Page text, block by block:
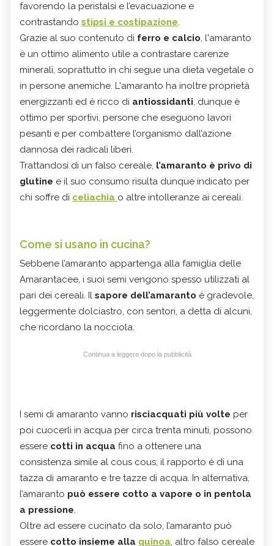
favorendo la peristalsi e l’evacuazione e
contrastando stipsi e costipazione.
Grazie al suo contenuto di ferro e calcio, l'amaranto
è un ottimo alimento utile a contrastare carenze
minerali, soprattutto in chi segue una dieta vegetale o
in persone anemiche. L'amaranto ha inoltre proprietà
energizzanti ed è ricco di antiossidanti, dunque è
ottimo per sportivi, persone che eseguono lavori
pesanti e per combattere l’organismo dall’azione
dannosa dei radicali liberi.
Trattandosi di un falso cereale, l’amaranto è privo di
glutine e il suo consumo risulta dunque indicato per
chi soffre di celiachia o altre intolleranze ai cereali.
Come si usano in cucina?
Sebbene l’amaranto appartenga alla famiglia delle
Amarantacee, i suoi semi vengono spesso utilizzati al
pari dei cereali. Il sapore dell’amaranto è gradevole,
leggermente dolciastro, con sentori, a detta di alcuni,
che ricordano la nocciola.
Continua a leggere dopo la pubblicità
I semi di amaranto vanno risciacquati più volte per
poi cuocerli in acqua per circa trenta minuti, possono
essere cotti in acqua fino a ottenere una
consistenza simile al cous cous; il rapporto è di una
tazza di amaranto e tre tazze di acqua. In alternativa,
l’amaranto può essere cotto a vapore o in pentola
a pressione.
Oltre ad essere cucinato da solo, l’amaranto può
essere cotto insieme alla quinoa, altro falso cereale